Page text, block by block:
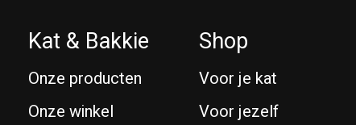
Kat & Bakkie
Onze producten
Onze winkel
Shop
Voor je kat
Voor jezelf